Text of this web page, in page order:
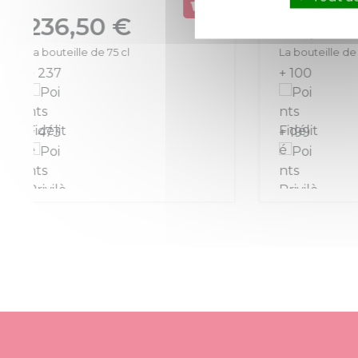
Prix
99,50 €
La bouteille de 75 cl